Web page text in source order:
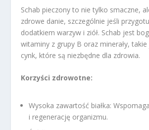
Schab pieczony to nie tylko smaczne,
zdrowe danie, szczególnie jeśli
dodatkiem warzyw i ziół. Schab jest
witaminy z grupy B oraz minerały,
cynk, które są niezbędne dla zdrowia.
Korzyści zdrowotne:
Wysoka zawartość białka:
i regenerację organizmu.